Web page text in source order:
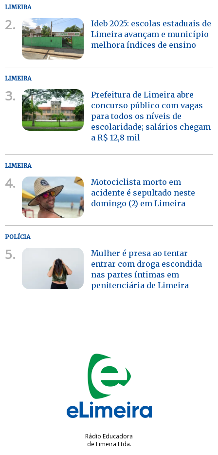
LIMEIRA
2.
Ideb 2025: escolas estaduais de
Limeira avançam e município
melhora índices de ensino
LIMEIRA
3.
Prefeitura de Limeira abre
concurso público com vagas
para todos os níveis de
escolaridade; salários chegam
a R$ 12,8 mil
LIMEIRA
4.
Motociclista morto em
acidente é sepultado neste
domingo (2) em Limeira
POLÍCIA
5.
Mulher é presa ao tentar
entrar com droga escondida
nas partes íntimas em
penitenciária de Limeira
Rádio Educadora
de Limeira Ltda.